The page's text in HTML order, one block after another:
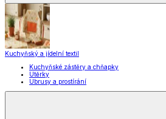
Kuchyňský a jídelní textil
Kuchyňské zástěry a chňapky
Utěrky
Ubrusy a prostírání